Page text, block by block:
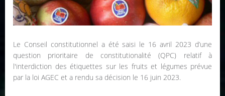
Le Conseil constitutionnel a été saisi le 16 avril 2023 d’une
question prioritaire de constitutionalité (QPC) relatif à
l'interdiction des étiquettes sur les fruits et légumes prévue
par la loi AGEC et a rendu sa décision le 16 juin 2023.